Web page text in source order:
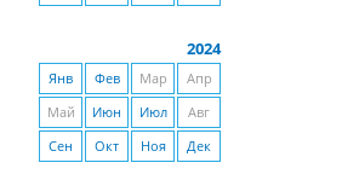
2024
Янв Фев Мар
Апр
Май
Июн Июл
Авг
Сен
Окт Ноя Дек